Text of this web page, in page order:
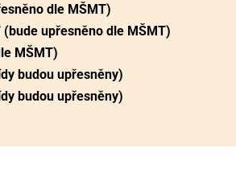
dle MŠMT)
upřesněno dle MŠMT)
MŠMT)
budou upřesněny)
budou upřesněny)